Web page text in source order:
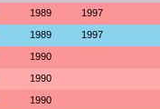
1989 1997
1989 1997
1990
1990
1990